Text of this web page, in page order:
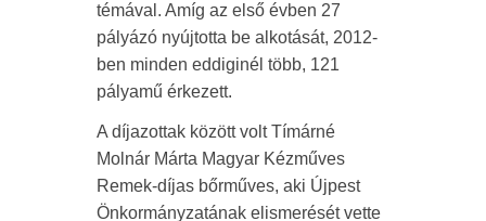
témával. Amíg az első évben 27
pályázó nyújtotta be alkotását, 2012-
ben minden eddiginél több, 121
pályamű érkezett.
A díjazottak között volt Tímárné
Molnár Márta Magyar Kézműves
Remek-díjas bőrműves, aki Újpest
Önkormányzatának elismerését vette